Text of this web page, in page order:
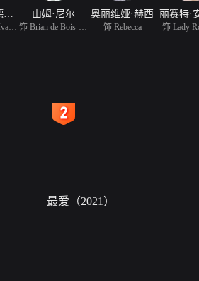
山姆·尼尔 奥丽维娅·赫西
饰 Rebecca
丽赛特·
饰 Lady
最爱（2021）